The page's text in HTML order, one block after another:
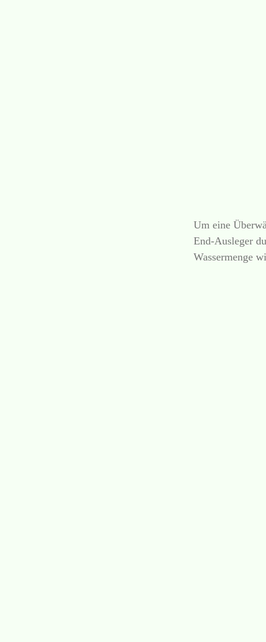
Um eine
End-Ausleger
Wassermenge